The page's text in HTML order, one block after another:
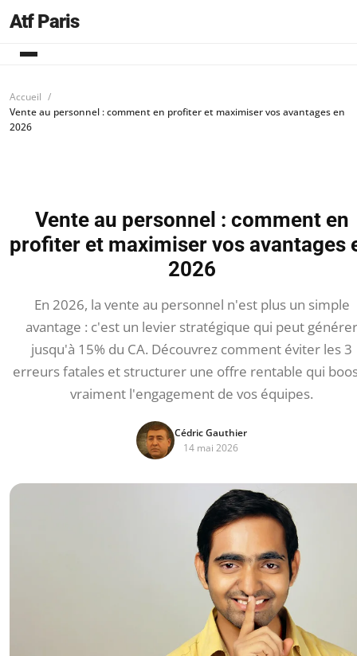
Atf Paris
Accueil
Vente au personnel : comment en profiter et maximiser vos avantages en
2026
Vente au personnel : comment en
profiter et maximiser vos avantages
2026
En 2026, la vente au personnel n'est plus un simple
avantage : c'est un levier stratégique qui peut générer
jusqu'à 15% du CA. Découvrez comment éviter les 3
erreurs fatales et structurer une offre rentable qui
vraiment l'engagement de vos équipes.
Cédric Gauthier
14 mai 2026